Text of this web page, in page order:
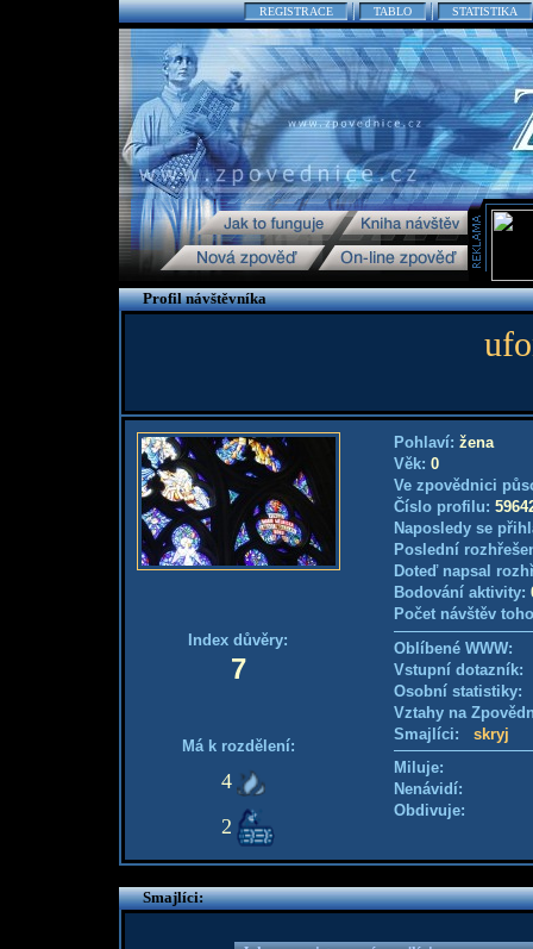
REGISTRACE TABLO STATISTIKA
Profil návštěvníka
Index důvěry:
7
Má k rozdělení:
4
2
Pohlaví: žena
Věk: 0
Ve zpovědnici
Číslo profilu:
Naposledy se
Poslední
Doteď napsal
Bodování aktivity:
Počet návštěv
Oblíbené WWW:
Vstupní
Osobní
Vztahy na
Smajlíci: skryj
Miluje:
Nenávidí:
Obdivuje:
Smajlíci: